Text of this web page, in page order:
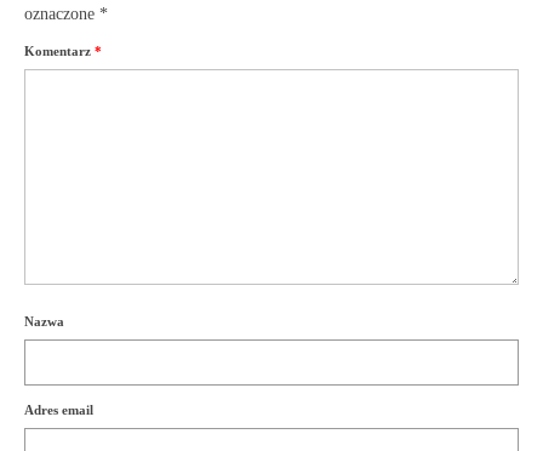
oznaczone *
Komentarz *
Nazwa
Adres email